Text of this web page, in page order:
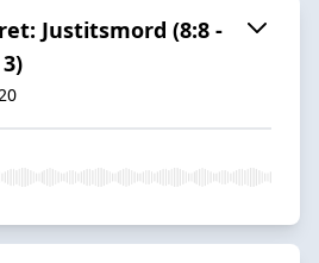
Justitsmord (8:8 -